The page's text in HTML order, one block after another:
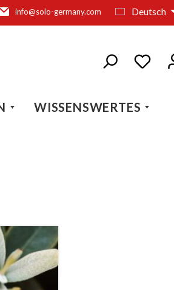
info@solo-germany.com Deutsch
WISSENSWERTES